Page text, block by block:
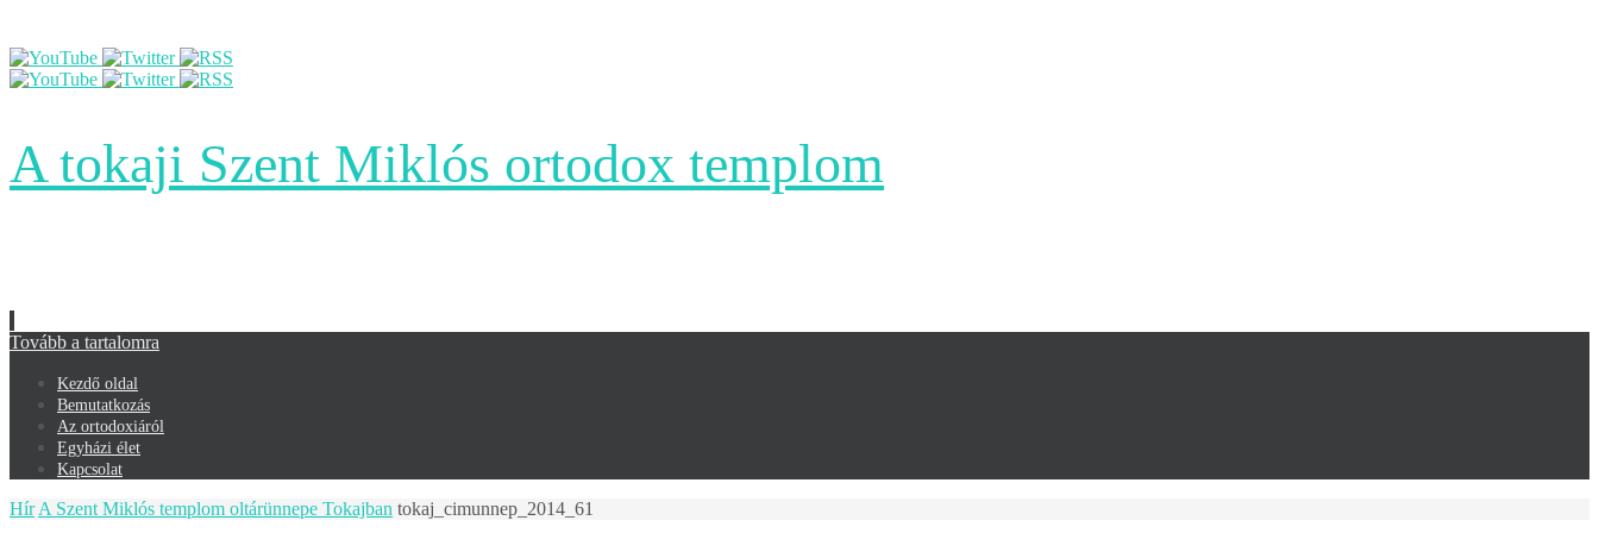
A tokaji Szent Miklós ortodox templom
Tovább a tartalomra
Kezdő oldal
Bemutatkozás
Az ortodoxiáról
Egyházi élet
Kapcsolat
Hír A Szent Miklós templom oltárünnepe Tokajban tokaj_cimunnep_2014_61